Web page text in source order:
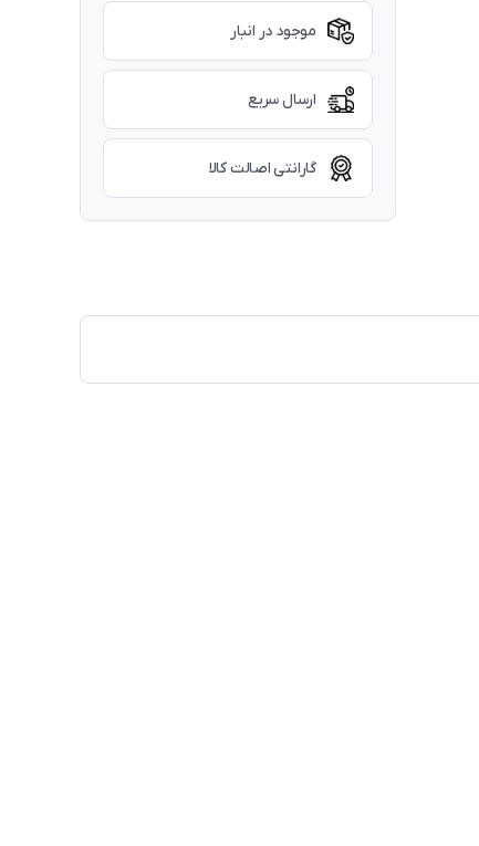
موجود در انبار
ارسال سریع
گارانتی اصالت کالا